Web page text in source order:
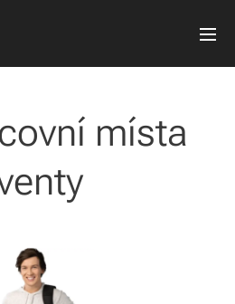
místa